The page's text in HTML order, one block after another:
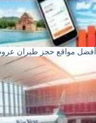
أفضل مواقع حجز طيران